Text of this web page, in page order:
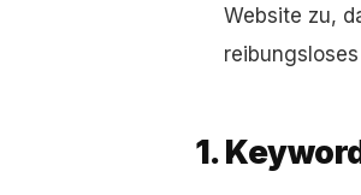
Website zu,
1.